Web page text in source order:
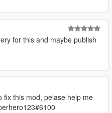
for this and maybe publish
fix this mod, pelase help me